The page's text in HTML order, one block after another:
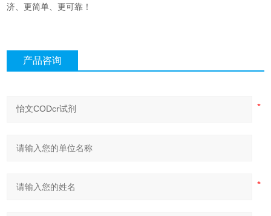
济、更简单、更可靠！
产品咨询